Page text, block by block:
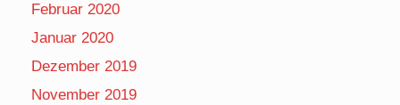
Februar 2020
Januar 2020
Dezember 2019
November 2019